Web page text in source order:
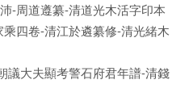
-周道遵纂-清道光木活字印本
四卷-清江於遴纂修-清光緒木
議大夫顯考警石府君年譜-清錢